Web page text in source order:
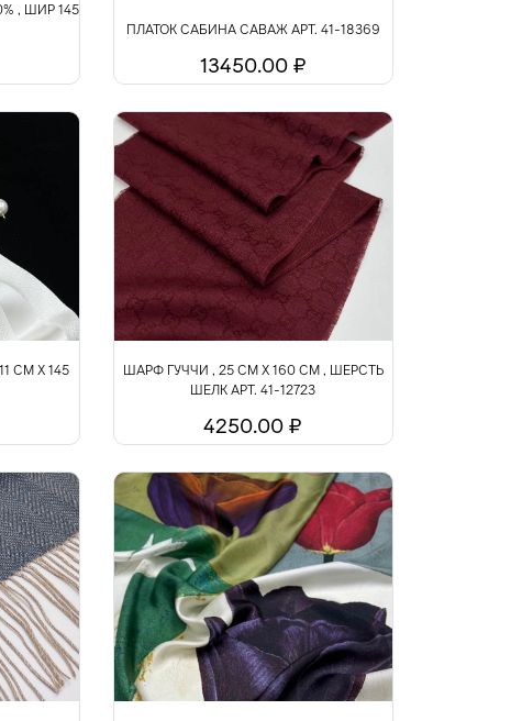
, ШИР 145
ПЛАТОК САБИНА САВАЖ АРТ. 41-18369
13450.00 ₽
СМ Х 145
ШАРФ ГУЧЧИ , 25 СМ Х 160 СМ , ШЕРСТЬ
ШЕЛК АРТ. 41-12723
4250.00 ₽